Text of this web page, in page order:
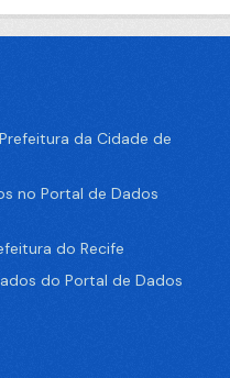
da Cidade de
no Portal de Dados
do Recife
do Portal de Dados